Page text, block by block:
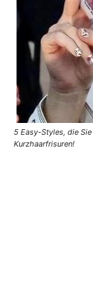
5 Easy-Styles, die Sie
Kurzhaarfrisuren!